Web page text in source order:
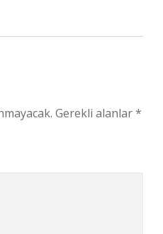
Gerekli alanlar*